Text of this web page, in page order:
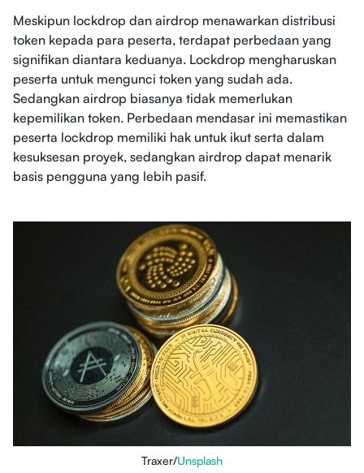
Meskipun lockdrop dan airdrop menawarkan distribusi
token kepada para peserta, terdapat perbedaan yang
signifikan diantara keduanya. Lockdrop mengharuskan
peserta untuk mengunci token yang sudah ada.
Sedangkan airdrop biasanya tidak memerlukan
kepemilikan token. Perbedaan mendasar ini memastikan
peserta lockdrop memiliki hak untuk ikut serta dalam
kesuksesan proyek, sedangkan airdrop dapat menarik
basis pengguna yang lebih pasif.
Traxer/Unsplash